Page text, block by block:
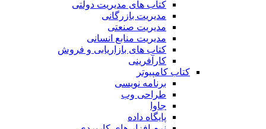
کتاب های مدیریت دولتی
مدیریت بازرگانی
مدیریت صنعتی
مدیریت منابع انسانی
کتاب های بازاریابی و فروش
کارآفرینی
کتاب کامپیوتر
برنامه نویسی
طراحی وب
جاوا
پایگاه داده